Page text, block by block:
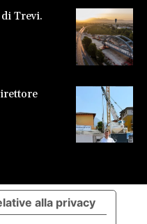
di Trevi.
alla privacy